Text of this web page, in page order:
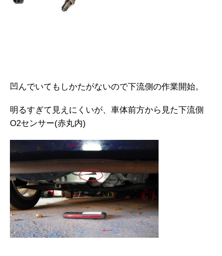
凹んでいてもしかたがないので下流側の作業開始。
明るすぎて見えにくいが、車体前方から見た下流側
O2センサー(赤丸内)